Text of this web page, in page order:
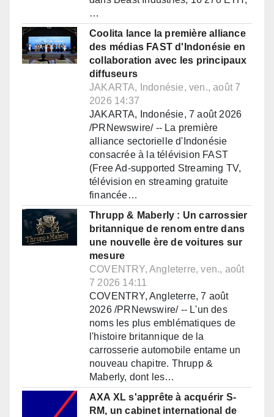
…
Coolita lance la première alliance
des médias FAST d'Indonésie en
collaboration avec les principaux
diffuseurs
JAKARTA, Indonésie, ven., août 7
2026 14:37
JAKARTA, Indonésie, 7 août 2026
/PRNewswire/ -- La première
alliance sectorielle d'Indonésie
consacrée à la télévision FAST
(Free Ad-supported Streaming TV,
télévision en streaming gratuite
financée…
Thrupp & Maberly : Un carrossier
britannique de renom entre dans
une nouvelle ère de voitures sur
mesure
COVENTRY, Angleterre, ven., août
7 2026 14:11
COVENTRY, Angleterre, 7 août
2026 /PRNewswire/ -- L'un des
noms les plus emblématiques de
l'histoire britannique de la
carrosserie automobile entame un
nouveau chapitre. Thrupp &
Maberly, dont les…
AXA XL s'apprête à acquérir S-
RM, un cabinet international de